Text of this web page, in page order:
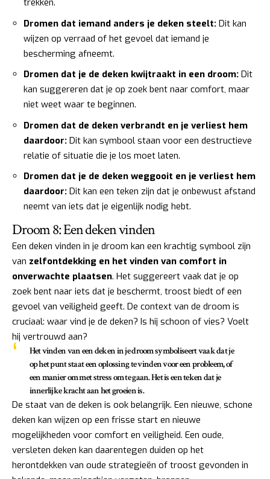
trekken.
Dromen dat iemand anders je deken steelt: Dit kan
wijzen op verraad of het gevoel dat iemand je
bescherming afneemt.
Dromen dat je de deken kwijtraakt in een droom: Dit
kan suggereren dat je op zoek bent naar comfort, maar
niet weet waar te beginnen.
Dromen dat de deken verbrandt en je verliest hem
daardoor: Dit kan symbool staan voor een destructieve
relatie of situatie die je los moet laten.
Dromen dat je de deken weggooit en je verliest hem
daardoor: Dit kan een teken zijn dat je onbewust afstand
neemt van iets dat je eigenlijk nodig hebt.
Droom 8: Een deken vinden
Een deken vinden in je droom kan een krachtig symbool zijn
van zelfontdekking en het vinden van comfort in
onverwachte plaatsen. Het suggereert vaak dat je op
zoek bent naar iets dat je beschermt, troost biedt of een
gevoel van veiligheid geeft. De context van de droom is
cruciaal: waar vind je de deken? Is hij schoon of vies? Voelt
hij vertrouwd aan?
Het vinden van een deken in je droom symboliseert vaak dat je
op het punt staat een oplossing te vinden voor een probleem, of
een manier om met stress om te gaan. Het is een teken dat je
innerlijke kracht aan het groeien is.
De staat van de deken is ook belangrijk. Een nieuwe, schone
deken kan wijzen op een frisse start en nieuwe
mogelijkheden voor comfort en veiligheid. Een oude,
versleten deken kan daarentegen duiden op het
herontdekken van oude strategieën of troost gevonden in